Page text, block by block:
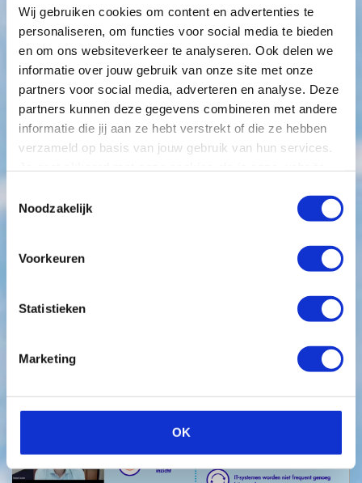
Wij gebruiken cookies om content en advertenties te
personaliseren, om functies voor social media te bieden
en om ons websiteverkeer te analyseren. Ook delen we
informatie over jouw gebruik van onze site met onze
partners voor social media, adverteren en analyse. Deze
partners kunnen deze gegevens combineren met andere
informatie die jij aan ze hebt verstrekt of die ze hebben
verzameld op basis van jouw gebruik van hun services.
Noodzakelijk
Voorkeuren
Statistieken
Marketing
OK
Krijg controle
terug over je
bedrijf
Ontdek hoe succesvolle ondernemers hun doelen
behalen